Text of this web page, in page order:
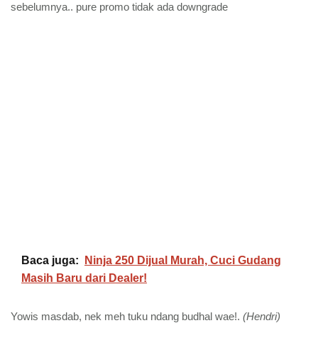
sebelumnya.. pure promo tidak ada downgrade
Baca juga:
Ninja 250 Dijual Murah, Cuci Gudang
Masih Baru dari Dealer!
Yowis masdab, nek meh tuku ndang budhal wae!. (Hendri)